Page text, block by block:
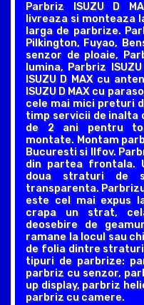
Parbriz ISUZU D
livreaza si monteaza
larga de parbrize.
Pilkington, Fuyao,
senzor de ploaie,
lumina, Parbriz
ISUZU D MAX cu
ISUZU D MAX cu
cele mai mici preturi
timp servicii de inalta
de 2 ani pentru
montate. Montam
Bucuresti si Ilfov.
din partea frontala.
doua straturi de
transparenta.
este cel mai expus
crapa un strat,
deosebire de
ramane la locul sau
de folia dintre
tipuri de parbrize:
parbriz cu senzor,
up display, parbriz
parbriz cu camere.